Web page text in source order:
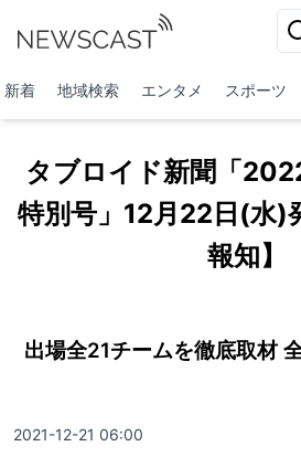
新着 地域検索 エンタメ スポーツ
タブロイド新聞「
特別号」12月22日(水)
報知】
出場全21チームを徹底取材
2021-12-21 06:00